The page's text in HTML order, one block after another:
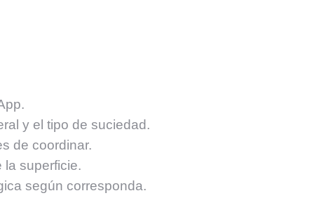
y el tipo de suciedad.
de coordinar.
la superficie.
según corresponda.